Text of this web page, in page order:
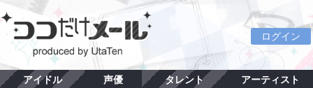
ログイン
アイドル 声優 タレント アーティスト